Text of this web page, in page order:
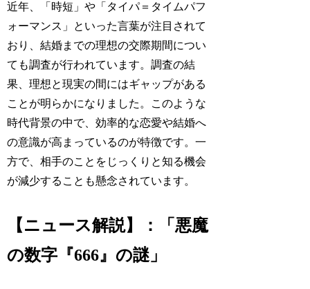
近年、「時短」や「タイパ＝タイムパフ
ォーマンス」といった言葉が注目されて
おり、結婚までの理想の交際期間につい
ても調査が行われています。調査の結
果、理想と現実の間にはギャップがある
ことが明らかになりました。このような
時代背景の中で、効率的な恋愛や結婚へ
の意識が高まっているのが特徴です。一
方で、相手のことをじっくりと知る機会
が減少することも懸念されています。
【ニュース解説】：「悪魔
の数字『666』の謎」